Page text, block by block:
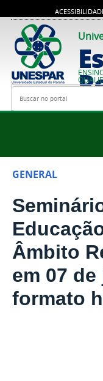
Busca
GENERAL
Âmbito
em 07
formato